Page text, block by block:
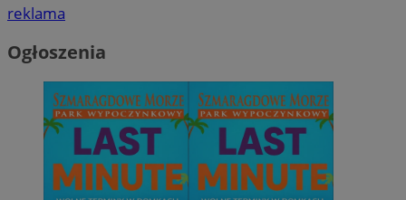
reklama
Ogłoszenia